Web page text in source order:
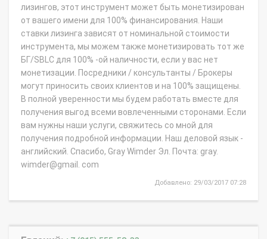
лизингов, этот инструмент может быть монетизирован
от вашего имени для 100% финансирования. Наши
ставки лизинга зависят от номинальной стоимости
инструмента, мы можем также монетизировать тот же
БГ/SBLC для 100% -ой наличности, если у вас нет
монетизации. Посредники / консультанты / Брокеры
могут приносить своих клиентов и на 100% защищены.
В полной уверенности мы будем работать вместе для
получения выгод всеми вовлеченными сторонами. Если
вам нужны наши услуги, свяжитесь со мной для
получения подробной информации. Наш деловой язык -
английский. Спасибо, Gray Wimder Эл. Почта: gray.
wimder@gmail. com
Добавлено: 29/03/2017 07:28